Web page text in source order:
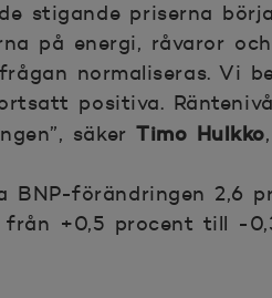
stigande priserna
på energi, råvaror
normaliseras. Vi
positiva.
säkerTimo Hulkko
BNP-förändringen 2,6
från +0,5 procent till -